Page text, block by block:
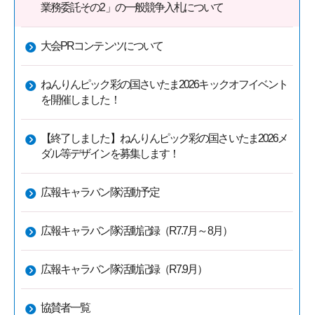
業務委託その2」の一般競争入札について
大会PRコンテンツについて
ねんりんピック彩の国さいたま2026キックオフイベント
を開催しました！
【終了しました】ねんりんピック彩の国さいたま2026メ
ダル等デザインを募集します！
広報キャラバン隊活動予定
広報キャラバン隊活動記録（R7.7月～8月）
広報キャラバン隊活動記録（R7.9月）
協賛者一覧